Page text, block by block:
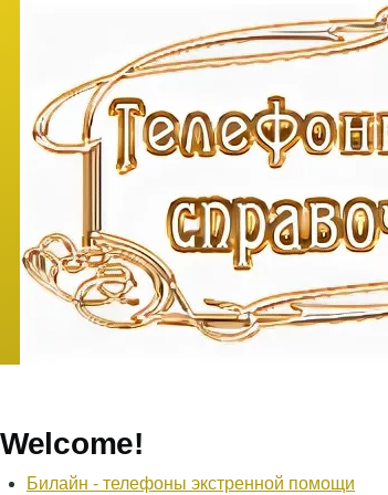
Welcome!
Билайн - телефоны экстренной помощи